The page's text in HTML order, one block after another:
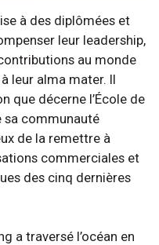
à des diplômées et
leur leadership,
au monde
leur alma mater. Il
que décerne l’École de
sa communauté
de la remettre à
commerciales et
des cinq dernières
a traversé l’océan en